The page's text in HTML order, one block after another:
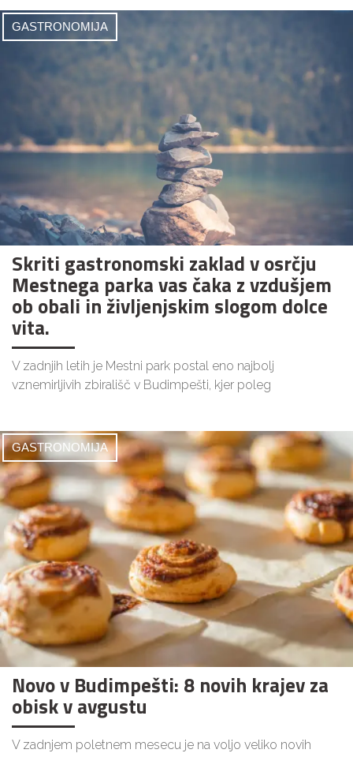
GASTRONOMIJA
Skriti gastronomski zaklad v osrčju
Mestnega parka vas čaka z vzdušjem
ob obali in življenjskim slogom dolce
vita.
V zadnjih letih je Mestni park postal eno najbolj
vznemirljivih zbirališč v Budimpešti, kjer poleg
GASTRONOMIJA
Novo v Budimpešti: 8 novih krajev za
obisk v avgustu
V zadnjem poletnem mesecu je na voljo veliko novih